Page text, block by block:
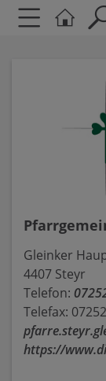
A
Gleinker
4407 Steyr
Telefon:
Telefax:
https://